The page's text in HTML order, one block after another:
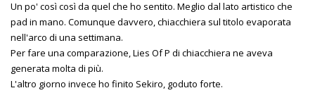
Un po' così così da quel che ho sentito. Meglio dal lato artistico che
pad in mano. Comunque davvero, chiacchiera sul titolo evaporata
nell'arco di una settimana.
Per fare una comparazione, Lies Of P di chiacchiera ne aveva
generata molta di più.
L'altro giorno invece ho finito Sekiro, goduto forte.